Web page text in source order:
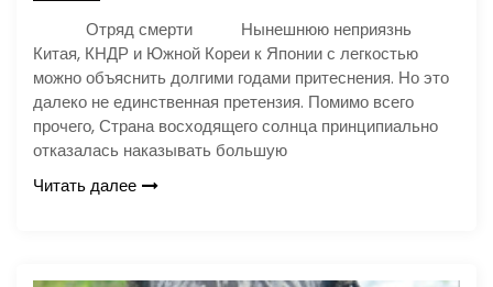
Отряд смерти Нынешнюю неприязнь
Китая, КНДР и Южной Кореи к Японии с легкостью
можно объяснить долгими годами притеснения. Но это
далеко не единственная претензия. Помимо всего
прочего, Страна восходящего солнца принципиально
отказалась наказывать большую
Читать далее